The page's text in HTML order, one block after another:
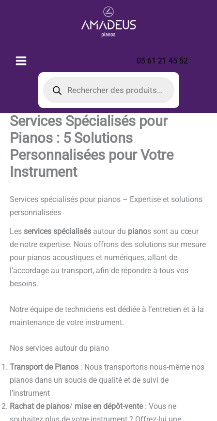
05 61 21 45 52
produits
Services Spécialisés pour
Pianos : 5 Solutions
Personnalisées pour Votre
Instrument
Services spécialisés pour pianos – Expertise et solutions
personnalisées
Les services spécialisés autour du pianos sont au cœur
de notre expertise. Nous offrons des solutions sur mesure
pour pianos acoustiques et numériques, allant de
l’accordage au transport, afin de répondre à tous vos
besoins.
Notre équipe de techniciens est dédiée à l’entretien et à la
maintenance de votre instrument.
Nos services autour du piano
Transport de Pianos : Nous transportons nous-même nos
pianos dans un soucis de qualité et de suivi de
l’instrument
Rachat de pianos/ mise en dépôt-vente: Vous ne
souhaitez plus de votre instrument ? Offrez-lui une